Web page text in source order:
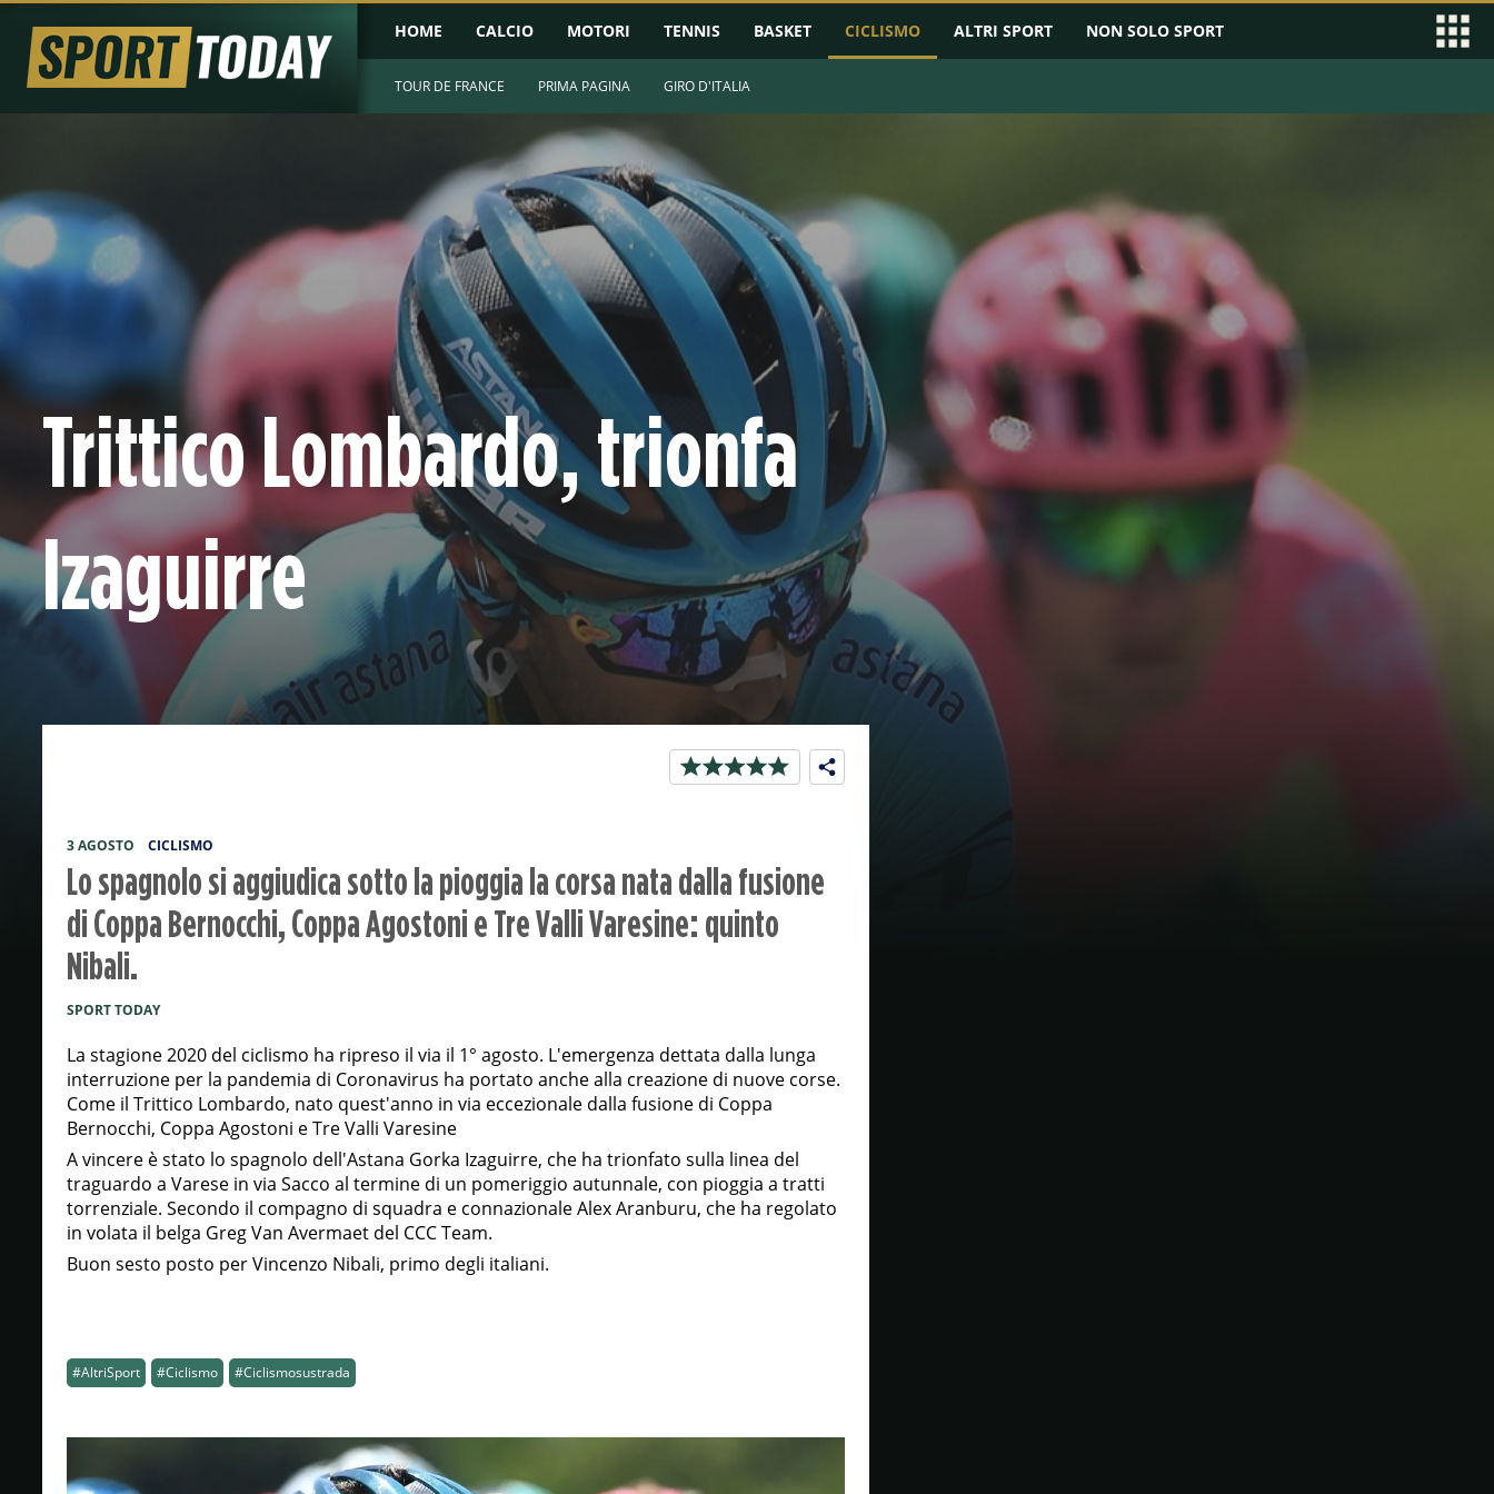
HOME CALCIO MOTORI TENNIS BASKET CICLISMO ALTRI SPORT NON SOLO SPORT
TOUR DE FRANCE PRIMA PAGINA GIRO D'ITALIA
Trittico Lombardo, trionfa
Izaguirre
3 AGOSTO CICLISMO
Lo spagnolo si aggiudica sotto la pioggia la corsa nata dalla fusione
di Coppa Bernocchi, Coppa Agostoni e Tre Valli Varesine: quinto
Nibali.
SPORT TODAY
La stagione 2020 del ciclismo ha ripreso il via il 1° agosto. L'emergenza dettata dalla lunga
interruzione per la pandemia di Coronavirus ha portato anche alla creazione di nuove corse.
Come il Trittico Lombardo, nato quest'anno in via eccezionale dalla fusione di Coppa
Bernocchi, Coppa Agostoni e Tre Valli Varesine
A vincere è stato lo spagnolo dell'Astana Gorka Izaguirre, che ha trionfato sulla linea del
traguardo a Varese in via Sacco al termine di un pomeriggio autunnale, con pioggia a tratti
torrenziale. Secondo il compagno di squadra e connazionale Alex Aranburu, che ha regolato
in volata il belga Greg Van Avermaet del CCC Team.
Buon sesto posto per Vincenzo Nibali, primo degli italiani.
#AltriSport #Ciclismo #Ciclismosustrada